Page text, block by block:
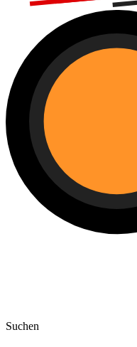
Suchen